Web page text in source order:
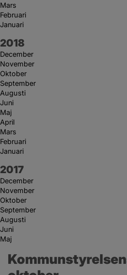
Mars
Februari
Januari
År:
2018
December
November
Oktober
September
Augusti
Juni
Maj
April
Mars
Februari
Januari
År:
2017
December
November
Oktober
September
Augusti
Juni
Maj